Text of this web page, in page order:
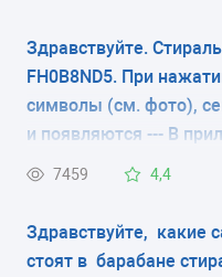
Здравствуйте.
FH0B8ND5. При
символы (см. фото),
и появляются --- В
кодов ошибки. Что это
7459 4,4
Здравствуйте, какие
стоят в барабане